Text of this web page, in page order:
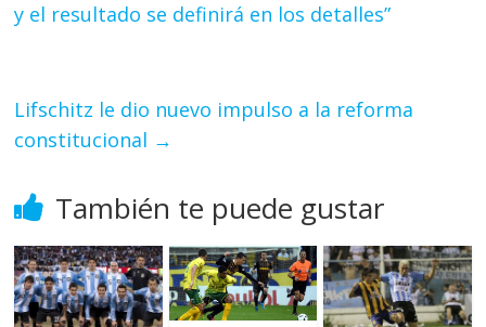
y el resultado se definirá en los detalles”
Lifschitz le dio nuevo impulso a la reforma
constitucional →
También te puede gustar